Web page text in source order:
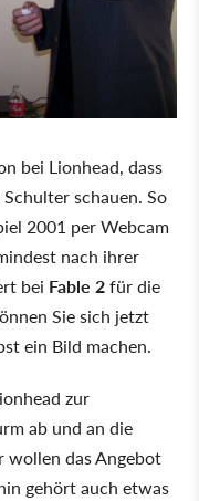
bei Lionhead, dass
schauen. So
2001 per Webcam
nach ihrer
bei Fable 2für die
Sie sich jetzt
ein Bild machen.
zur
ab und an die
wollen das Angebot
gehört auch etwas